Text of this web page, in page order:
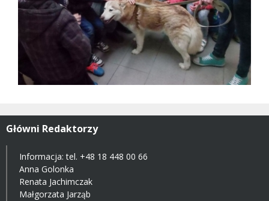
Główni Redaktorzy
Informacja: tel. +48 18 448 00 66
Anna Golonka
Renata Jachimczak
Małgorzata Jarząb